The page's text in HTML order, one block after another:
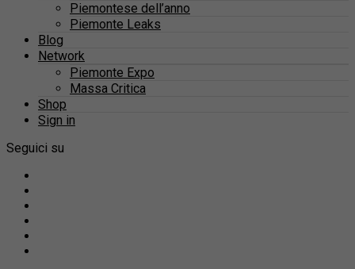
Piemontese dell’anno
Piemonte Leaks
Blog
Network
Piemonte Expo
Massa Critica
Shop
Sign in
Seguici su